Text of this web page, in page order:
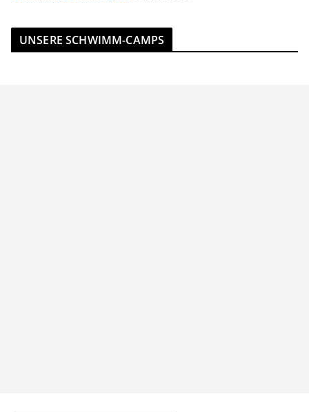
UNSERE SCHWIMM-CAMPS